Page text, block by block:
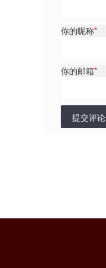
你的昵称*
你的邮箱*
提交评论